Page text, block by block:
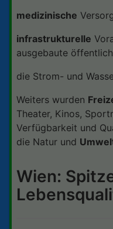
medizinische
infrastrukturelle
ausgebaute
die Strom- und
Weiters wurden
Theater, Kinos,
Verfügbarkeit und
die Natur und
Wien: